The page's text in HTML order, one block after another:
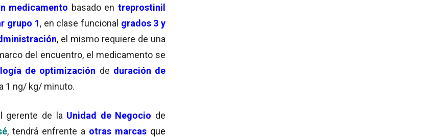
medicamento basado entreprostinil
grupo 1, en clase funcional grados 3 y
, el mismo requiere de una
del encuentro, el medicamento se
de optimización de duración de
1 ng/ kg/ minuto.
gerente de la Unidad de Negocio de
, tendrá enfrente a otras marcas que